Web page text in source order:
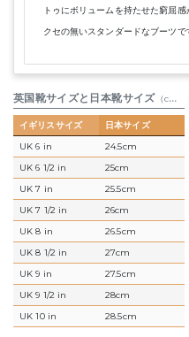
トゥにボリュームを持たせた窮屈
クセの無いスタンダードなブーツ
英国靴サイズと日本靴サイズ （cm）
イギリスサイズ 日本サイズ
UK 6 in 24.5cm
UK 6 1/2 in 25cm
UK 7 in 25.5cm
UK 7 1/2 in 26cm
UK 8 in 26.5cm
UK 8 1/2 in 27cm
UK 9 in 27.5cm
UK 9 1/2 in 28cm
UK 10 in 28.5cm